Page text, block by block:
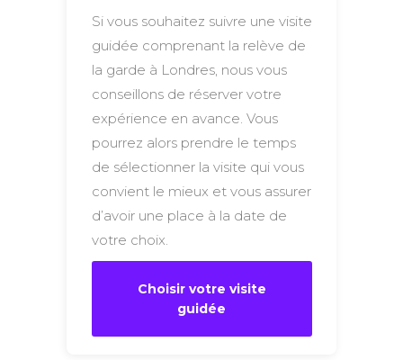
Si vous souhaitez suivre une visite
guidée comprenant la relève de
la garde à Londres, nous vous
conseillons de réserver votre
expérience en avance. Vous
pourrez alors prendre le temps
de sélectionner la visite qui vous
convient le mieux et vous assurer
d’avoir une place à la date de
votre choix.
Choisir votre visite
guidée